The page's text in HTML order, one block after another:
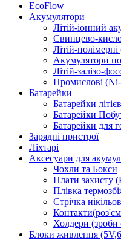
EcoFlow
Акумулятори
Літій-іонний
Свинцево-
Літій-
Акумулятори
Літій-залізо-
Промислові
Батарейки
Батарейки
Батарейки
Батарейки для
Зарядні пристрої
Ліхтарі
Аксесуари для
Чохли та Бокси
Плати захисту
Плівка
Стрічка
Холдери (зроби
Блоки живлення